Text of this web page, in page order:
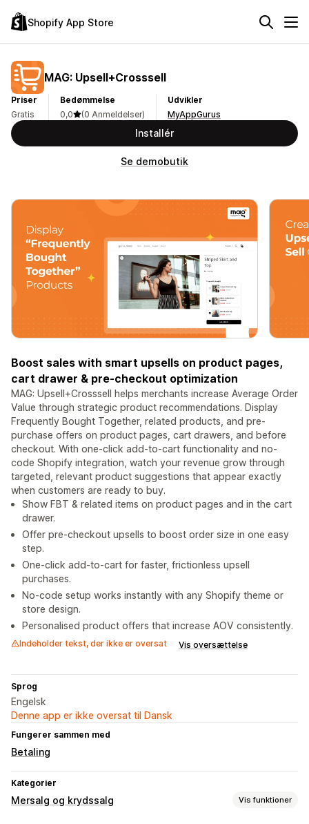
Shopify App Store
MAG: Upsell+Crosssell
Priser
Gratis
Bedømmelse
0,0
(0 Anmeldelser)
Udvikler
MyAppGurus
Installér
Se demobutik
Boost sales with smart upsells on product pages,
cart drawer & pre-checkout optimization
MAG: Upsell+Crosssell helps merchants increase Average Order
Value through strategic product recommendations. Display
Frequently Bought Together, related products, and pre-
purchase offers on product pages, cart drawers, and before
checkout. With one-click add-to-cart functionality and no-
code Shopify integration, watch your revenue grow through
targeted, relevant product suggestions that appear exactly
when customers are ready to buy.
Show FBT & related items on product pages and in the cart
drawer.
Offer pre-checkout upsells to boost order size in one easy
step.
One-click add-to-cart for faster, frictionless upsell
purchases.
No-code setup works instantly with any Shopify theme or
store design.
Personalised product offers that increase AOV consistently.
Indeholder tekst, der ikke er oversat Vis oversættelse
Sprog
Engelsk
Denne app er ikke oversat til Dansk
Fungerer sammen med
Betaling
Kategorier
Mersalg og krydssalg Vis funktioner